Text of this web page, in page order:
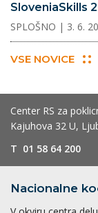
SloveniaSkills
SPLOŠNO | 3. 6.
VSE NOVICE
Center RS za
Kajuhova 32 U,
T 01 58 64 200
Nacionalne